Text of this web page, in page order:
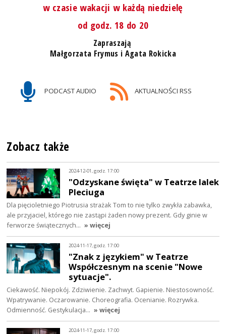
w czasie wakacji w każdą niedzielę
od godz. 18 do 20
Zapraszają
Małgorzata Frymus i Agata Rokicka
PODCAST AUDIO AKTUALNOŚCI RSS
Zobacz także
2024-12-01, godz. 17:00
"Odzyskane święta" w Teatrze lalek
Pleciuga
Dla pięcioletniego Piotrusia strażak Tom to nie tylko zwykła zabawka,
ale przyjaciel, którego nie zastąpi żaden nowy prezent. Gdy ginie w
ferworze świątecznych… » więcej
2024-11-17, godz. 17:00
"Znak z językiem" w Teatrze
Współczesnym na scenie "Nowe
sytuacje".
Ciekawość. Niepokój. Zdziwienie. Zachwyt. Gapienie. Niestosowność.
Wpatrywanie. Oczarowanie. Choreografia. Ocenianie. Rozrywka.
Odmienność. Gestykulacja… » więcej
2024-11-17, godz. 17:00